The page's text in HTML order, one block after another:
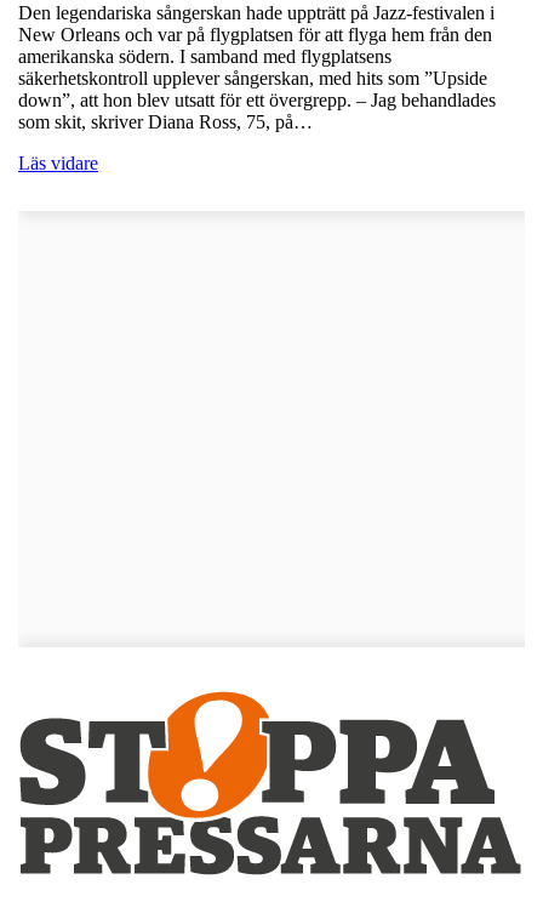
Den legendariska sångerskan hade uppträtt på Jazz-festivalen i
New Orleans och var på flygplatsen för att flyga hem från den
amerikanska södern. I samband med flygplatsens
säkerhetskontroll upplever sångerskan, med hits som ”Upside
down”, att hon blev utsatt för ett övergrepp. – Jag behandlades
som skit, skriver Diana Ross, 75, på…
Läs vidare